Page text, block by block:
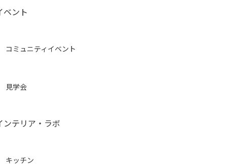
ベント
コミュニティイベント
見学会
ンテリア・ラボ
キッチン